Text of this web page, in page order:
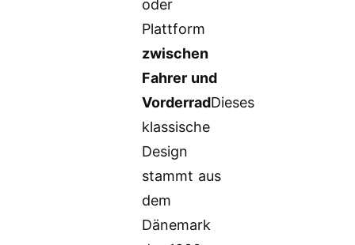
oder
Plattform
zwischen
Fahrer und
VorderradDieses
klassische
Design
stammt aus
dem
Dänemark